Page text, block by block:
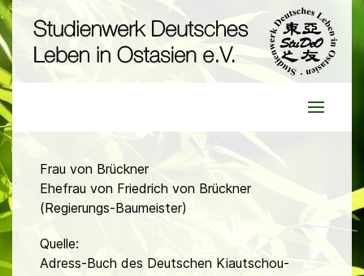
Frau von Brückner
Ehefrau von Friedrich von Brückner
(Regierungs-Baumeister)
Quelle:
Adress-Buch des Deutschen Kiautschou-